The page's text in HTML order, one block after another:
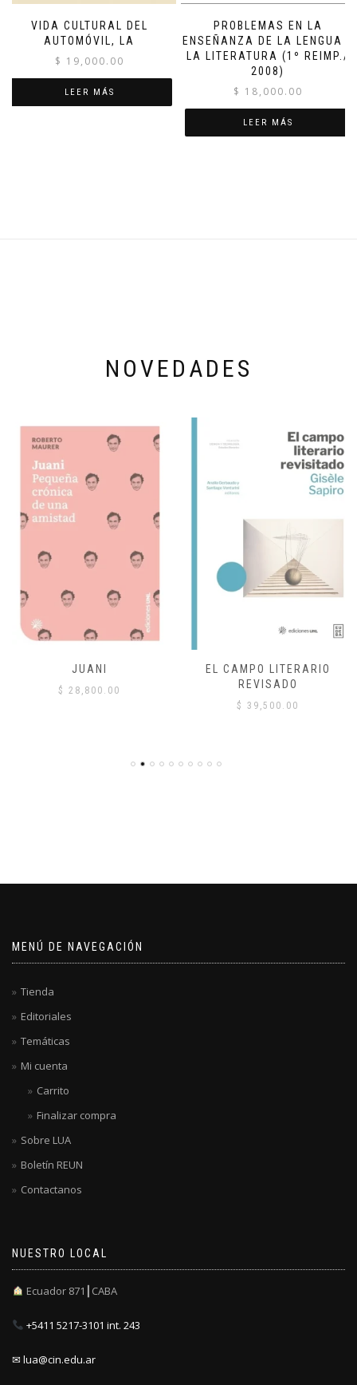
VIDA CULTURAL DEL
AUTOMÓVIL, LA
$ 19,000.00
LEER MÁS
PROBLEMAS EN LA
ENSEÑANZA DE LA LENGUA Y
LA LITERATURA (1º REIMP./
2008)
$ 18,000.00
LEER MÁS
NOVEDADES
JUANI
$ 28,800.00
EL CAMPO LITERARIO
REVISADO
$ 39,500.00
MENÚ DE NAVEGACIÓN
Tienda
Editoriales
Temáticas
Mi cuenta
Carrito
Finalizar compra
Sobre LUA
Boletín REUN
Contactanos
NUESTRO LOCAL
Ecuador 871┃CABA
+5411 5217-3101 int. 243
✉ lua@cin.edu.ar